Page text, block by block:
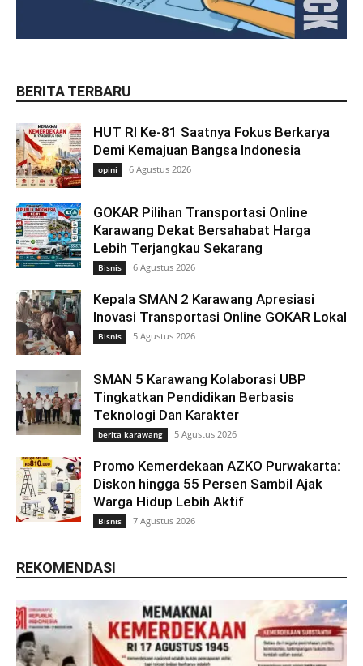
BERITA TERBARU
HUT RI Ke-81 Saatnya Fokus Berkarya
Demi Kemajuan Bangsa Indonesia
opini 6 Agustus 2026
GOKAR Pilihan Transportasi Online
Karawang Dekat Bersahabat Harga
Lebih Terjangkau Sekarang
Bisnis 6 Agustus 2026
Kepala SMAN 2 Karawang Apresiasi
Inovasi Transportasi Online GOKAR Lokal
Bisnis 5 Agustus 2026
SMAN 5 Karawang Kolaborasi UBP
Tingkatkan Pendidikan Berbasis
Teknologi Dan Karakter
berita karawang 5 Agustus 2026
Promo Kemerdekaan AZKO Purwakarta:
Diskon hingga 55 Persen Sambil Ajak
Warga Hidup Lebih Aktif
Bisnis 7 Agustus 2026
REKOMENDASI